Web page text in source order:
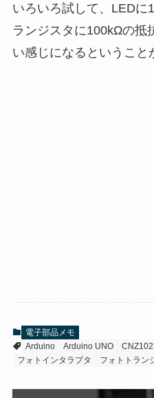
いろいろ試して、LEDに
ランジスタに100kΩの抵
い感じになるということ
電子部品メモ
Arduino
Arduino UNO
フォトインタラプタ
フォトトラン